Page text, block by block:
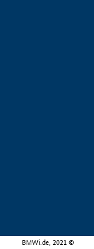
BMWi.de, 2021 ©